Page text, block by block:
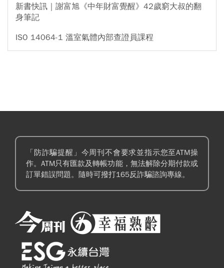
新書快訊｜謝富旭《中年財富覺醒》42歲窮大叔的翻
身筆記
ISO 14064-1 溫室氣體內部查證員課程
「防詐騙提醒」今周刊不會要求並指示您至ATM操
作。ATM只有匯款及轉帳功能，無法解除分期付款或
訂單錯誤問題。隨時可撥打165反詐騙諮詢專線。